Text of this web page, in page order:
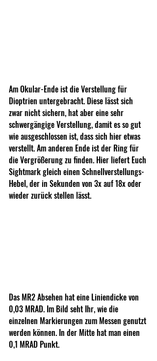
Am Okular-Ende ist die Verstellung für
Dioptrien untergebracht. Diese lässt sich
zwar nicht sichern, hat aber eine sehr
schwergängige Verstellung, damit es so gut
wie ausgeschlossen ist, dass sich hier etwas
verstellt. Am anderen Ende ist der Ring für
die Vergrößerung zu finden. Hier liefert Euch
Sightmark gleich einen Schnellverstellungs-
Hebel, der in Sekunden von 3x auf 18x oder
wieder zurück stellen lässt.
Das MR2 Absehen hat eine Liniendicke von
0,03 MRAD. Im Bild seht Ihr, wie die
einzelnen Markierungen zum Messen genutzt
werden können. In der Mitte hat man einen
0,1 MRAD Punkt.